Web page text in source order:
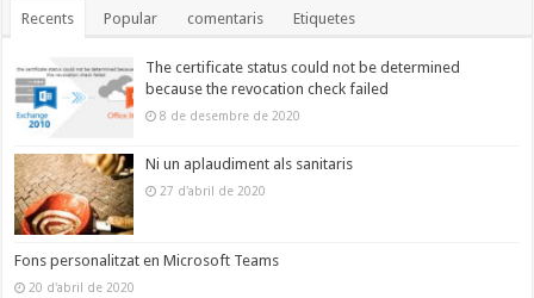
Recents Popular comentaris Etiquetes
The certificate status could not be determined
because the revocation check failed
8 de desembre de 2020
Ni un aplaudiment als sanitaris
27 d'abril de 2020
Fons personalitzat en Microsoft Teams
20 d'abril de 2020